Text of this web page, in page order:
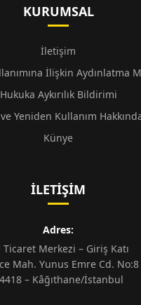
KURUMSAL
İletişim
İlişkin Aydınlatma
Hukuka Aykırılık Bildirimi
ve Yeniden Kullanım
Künye
İLETIŞIM
Adres:
Ticaret Merkezi – Giriş Katı
Mah. Yunus Emre Cd. No:8
– Kâğıthane/İstanbul